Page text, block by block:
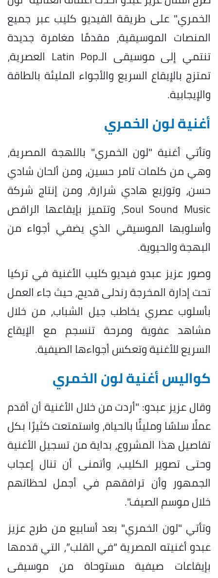
الخمري" على طريقة الفيديو كليب عبر جميع
المنصات الموسيقية، مقدمًا مغامرة جديدة
تنتمي إلى موسيقى الـLatin Pop العصرية،
تمتزج بالإيقاع السريع والأجواء المليئة بالطاقة
والإيجابية.
أغنية لون الخمري
وتأتي أغنية "لون الخمري" باللهجة المصرية،
وهي من كلمات تامر حسين، ومن ألحان شادي
حسن، وتوزيع هادي شرارة، ومن إنتاج شركة
Soul Sound Music، وتتميز بإيقاعها الراقص
وأسلوبها الموسيقي الذي يضفي أجواء من
البهجة والحيوية.
وصور عزيز عبدو فيديو كليب الأغنية في تركيا
تحت إدارة المخرجة رندلى قديح، حيث جاء العمل
بأسلوب عصري يخاطب جيل الشباب، من خلال
مشاهد عفوية ومرحة تنسجم مع الإيقاع
السريع للأغنية وتعكس أجواءها الصيفية.
كواليس أغنية لون الخمري
وقال عزيز عبدو: "أردت من خلال الأغنية أن أقدم
عملًا سلسًا ومليئًا بالحياة، واستمتعت كثيرًا بكل
تفاصيل هذا المشروع، بداية من تسجيل الأغنية
وحتى تصوير الكليب، وأتمنى أن تنال إعجاب
الجمهور وأن ترافقهم في أجمل لحظاتهم
خلال موسم الصيف".
وتأتي "لون الخمري" بعد أسابيع من طرح عزيز
عبدو أغنيته المصرية “في القلب”، التي قدمها
بإيقاعات صيفية مستوحاة من موسيقى